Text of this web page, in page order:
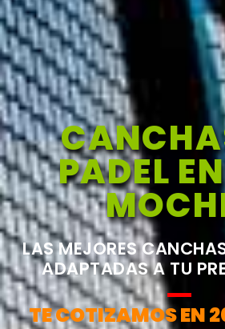
PADEL
LAS MEJORES
ADAPTADAS A TU
TE COTIZAMOS EN